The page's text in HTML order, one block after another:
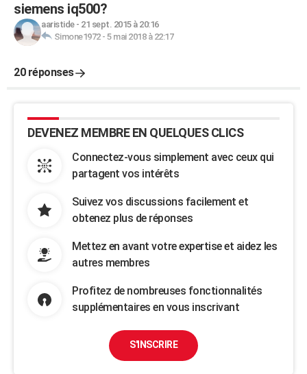
siemens iq500?
aaristide- 21 sept. 2015 à 20:16
Simone1972- 5 mai 2018 à 22:17
20 réponses
DEVENEZ MEMBRE EN QUELQUES CLICS
Connectez-vous simplement avec ceux qui
partagent vos intérêts
Suivez vos discussions facilement et
obtenez plus de réponses
Mettez en avant votre expertise et aidez les
autres membres
Profitez de nombreuses fonctionnalités
supplémentaires en vous inscrivant
S'INSCRIRE